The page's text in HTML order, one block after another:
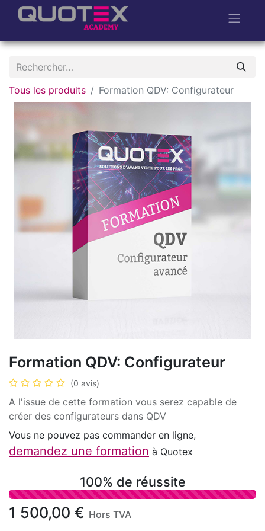
Tous les produits Formation QDV: Configurateur
Formation QDV: Configurateur
(0 avis)
A l'issue de cette formation vous serez capable de
créer des configurateurs dans QDV
Vous ne pouvez pas commander en ligne,
demandez une formation à Quotex
100% de réussite
1 500,00 € Hors TVA